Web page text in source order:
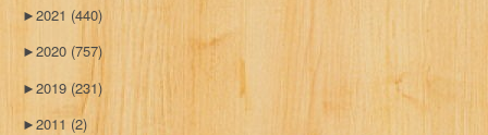
►2021 (440)
►2020 (757)
►2019 (231)
►2011 (2)